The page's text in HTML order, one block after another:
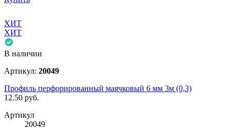
ХИТ
ХИТ
В наличии
Артикул: 20049
Профиль перфорированный маячковый 6 мм 3м (0,3)
12.50 руб.
Артикул
20049